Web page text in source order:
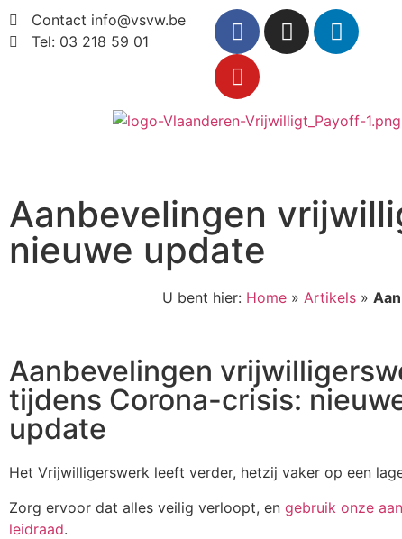
Contact info@vsvw.be
Tel: 03 218 59 01
Aanbevelingen
nieuwe update
U bent hier: Home» Artikels»
Aanbevelingen
tijdens Corona-crisis:
update
Het Vrijwilligerswerk leeft verder, hetzij vaker op een
Zorg ervoor dat alles veilig verloopt, en gebruik onze
leidraad.